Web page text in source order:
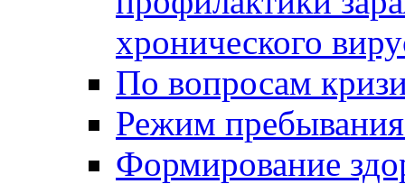
хронического
По вопросам
Режим
Формирование